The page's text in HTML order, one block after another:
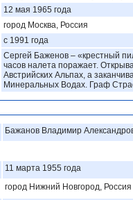
12 мая 1965 года
город Москва, Россия
с 1991 года
Сергей Баженов – «крестный
часов налета поражает.
Австрийских Альпах, а
Минеральных Водах. Граф
Бажанов Владимир
11 марта 1955 года
город Нижний Новгород, Россия